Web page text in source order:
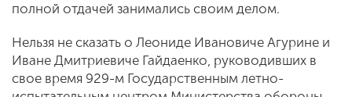
полной отдачей занимались своим делом.
Нельзя не сказать о Леониде Ивановиче Агурине и
Иване Дмитриевиче Гайдаенко, руководивших в
свое время 929-м Государственным летно-